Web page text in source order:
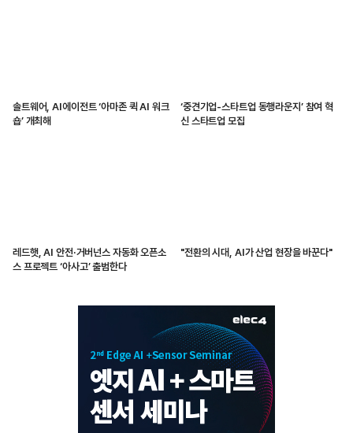
솔트웨어, AI에이전트 ‘아마존 퀵 AI 워크
숍’ 개최해
‘중견기업-스타트업 동행라운지’ 참여 혁
신 스타트업 모집
레드햇, AI 안전·거버넌스 자동화 오픈소
스 프로젝트 ‘아사고’ 출범한다
"전환의 시대, AI가 산업 현장을 바꾼다"